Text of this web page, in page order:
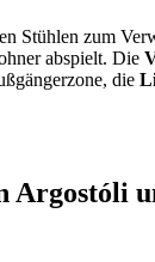
Stühlen zum
abspielt. Die
die
Argostóli